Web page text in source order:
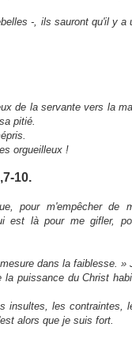
-, ils sauront qu'il y a
de la servante vers la
pitié.
orgueilleux !
10.
pour m'empêcher de
est là pour me gifler,
dans la faiblesse. »
la puissance du Christ
insultes, les contraintes,
alors que je suis fort.